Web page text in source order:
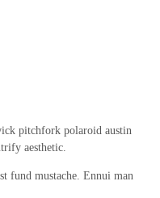
pitchfork polaroid austin
aesthetic.
fund mustache. Ennui man